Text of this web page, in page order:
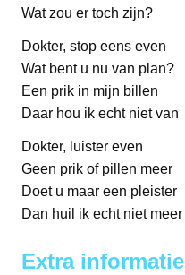
Wat zou er toch zijn?
Dokter, stop eens even
Wat bent u nu van plan?
Een prik in mijn billen
Daar hou ik echt niet van
Dokter, luister even
Geen prik of pillen meer
Doet u maar een pleister
Dan huil ik echt niet meer
Extra informatie